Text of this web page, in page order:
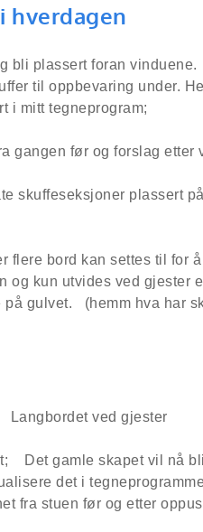
hverdagen
bli plassert foran
til oppbevaring under.
i mitt tegneprogram;
skuffeseksjoner plassert
flere bord kan settes til for
og kun utvides ved gjester
på gulvet. (hemm hva har
Det gamle skapet vil nå
det i